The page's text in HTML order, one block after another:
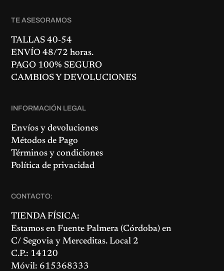
TE ASESORAMOS
TALLAS 40-54
ENVÍO 48/72 horas.
PAGO 100% SEGURO
CAMBIOS Y DEVOLUCIONES
INFORMACIÓN LEGAL
Envíos y devoluciones
Métodos de Pago
Términos y condiciones
Política de privacidad
CONTACTO:
TIENDA FÍSICA:
Estamos enFuente Palmera (Córdoba) en
C/ Segovia y Merceditas. Local 2
C.P.: 14120
Móvil: 615368333